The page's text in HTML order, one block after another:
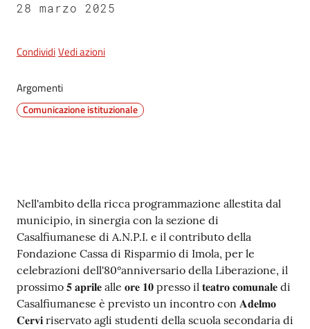
Servizi
line
Tutti
gli
argomenti
28 marzo 2025
CondividiVedi azioni
Argomenti
Comunicazione istituzionale
Contenuto
Nell'ambito della ricca programmazione allestita dal
municipio, in sinergia con la sezione di
Casalfiumanese di A.N.P.I. e il contributo della
Fondazione Cassa di Risparmio di Imola, per le
celebrazioni dell'80°anniversario della Liberazione, il
prossimo 𝟓 𝐚𝐩𝐫𝐢𝐥𝐞 alle 𝐨𝐫𝐞 𝟏𝟎 presso il 𝐭𝐞𝐚𝐭𝐫𝐨 𝐜𝐨𝐦𝐮𝐧𝐚𝐥𝐞 di
Casalfiumanese è previsto un incontro con 𝐀𝐝𝐞𝐥𝐦𝐨
𝐂𝐞𝐫𝐯𝐢 riservato agli studenti della scuola secondaria di